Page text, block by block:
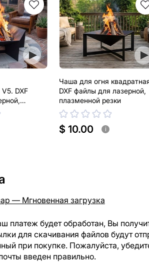
DXF
Чаша для огня
DXF файлы для лазерной,
плазменной резки
$ 10.00 i
— Мгновенная загрузка
платеж будет обработан, Вы
для скачивания файлов будут
при покупке. Пожалуйста,
введен правильно.